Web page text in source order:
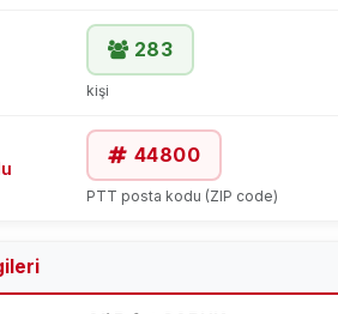
283
kişi
44800
PTT posta kodu (ZIP code)